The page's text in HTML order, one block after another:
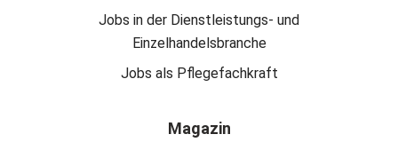
Jobs in der Dienstleistungs- und
Einzelhandelsbranche
Jobs als Pflegefachkraft
Magazin